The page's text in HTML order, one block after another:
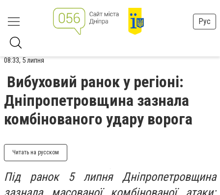
Рус
08:33, 5 липня
Вибуховий ранок у регіоні:
Дніпропетровщина зазнала
комбінованого удару ворога
Читать на русском
Під ранок 5 липня Дніпропетровщина